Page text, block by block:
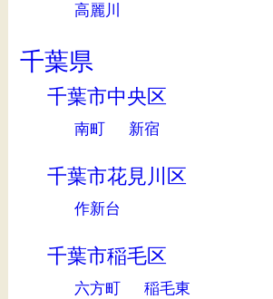
高麗川
千葉県
千葉市中央区
南町 新宿
千葉市花見川区
作新台
千葉市稲毛区
六方町 稲毛東